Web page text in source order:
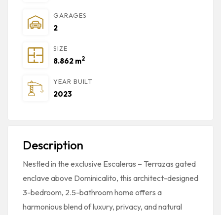
GARAGES
2
SIZE
8.862 m2
YEAR BUILT
2023
Description
Nestled in the exclusive Escaleras – Terrazas gated
enclave above Dominicalito, this architect-designed
3-bedroom, 2.5-bathroom home offers a
harmonious blend of luxury, privacy, and natural